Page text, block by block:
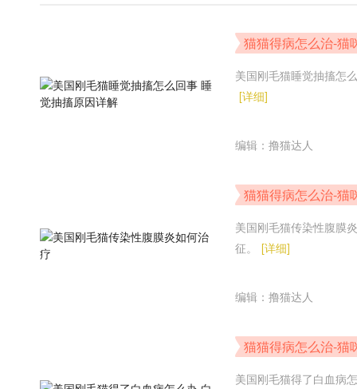
猫猫得病怎么治-猫
美国刚毛猫睡觉抽搐怎
[详细]
编辑：撸猫达人
猫猫得病怎么治-猫
美国刚毛猫传染性腹膜
征。
[详细]
编辑：撸猫达人
猫猫得病怎么治-猫
美国刚毛猫得了白血病